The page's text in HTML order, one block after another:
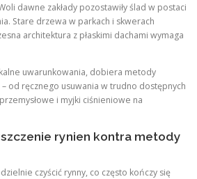
dawne zakłady pozostawiły ślad w postaci
Stare drzewa w parkach i skwerach
architektura z płaskimi dachami wymaga
uwarunkowania, dobiera metody
od ręcznego usuwania w trudno dostępnych
i myjki ciśnieniowe na
rynien kontra metody
czyścić rynny, co często kończy się